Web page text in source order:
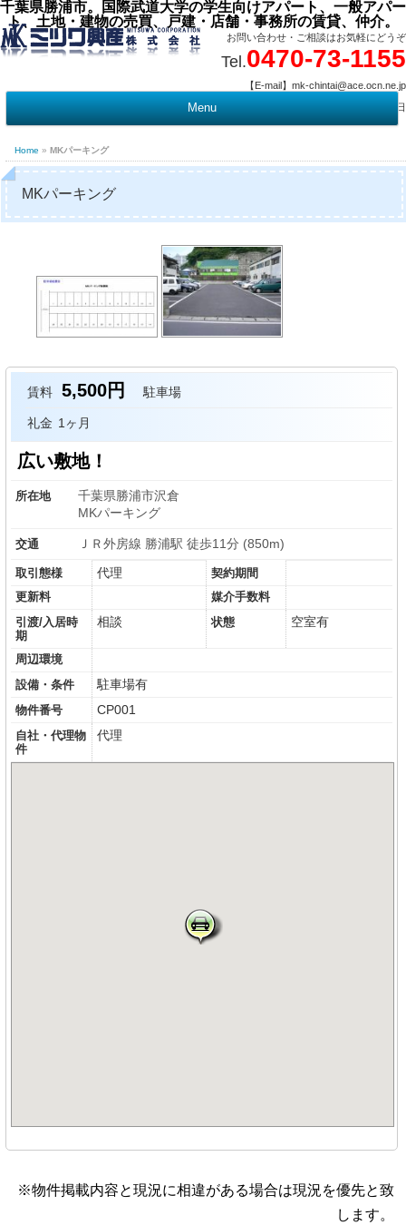
千葉県勝浦市。国際武道大学の学生向けアパート、一般アパー
ト、土地・建物の売買、戸建・店舗・事務所の賃貸、仲介。
お問い合わせ・ご相談はお気軽にどうぞ
Tel.0470-73-1155
【E-mail】mk-chintai@ace.ocn.ne.jp
【営業時間】09:00 ～ 17:15 【定 休 日】水曜・祭日
Menu
Home » MKパーキング
MKパーキング
賃料 5,500円 駐車場
礼金 1ヶ月
広い敷地！
所在地
千葉県勝浦市沢倉
MKパーキング
交通 ＪＲ外房線 勝浦駅 徒歩11分 (850m)
取引態様 代理
契約期間
更新料
媒介手数料
引渡/入居時
期
相談 状態 空室有
周辺環境
設備・条件
駐車場有
物件番号 CP001
自社・代理物
件
代理
※物件掲載内容と現況に相違がある場合は現況を優先と致
します。